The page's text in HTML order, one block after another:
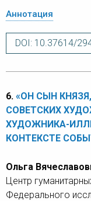
Аннотация
DOI: 10.37614/
6. «ОН СЫН
СОВЕТСКИХ
ХУДОЖНИКА-
КОНТЕКСТЕ
Ольга
Центр
Федерального